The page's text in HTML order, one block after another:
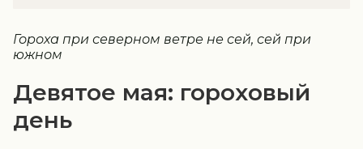
Гороха при северном ветре не сей, сей при
южном
Девятое мая: гороховый
день